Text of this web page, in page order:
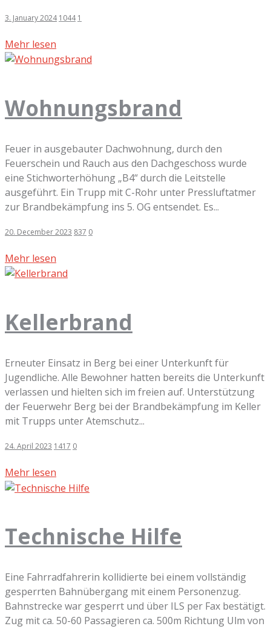
3. January 2024 1044 1
Mehr lesen
Wohnungsbrand
Feuer in ausgebauter Dachwohnung, durch den
Feuerschein und Rauch aus den Dachgeschoss wurde
eine Stichworterhöhung „B4“ durch die Leitstelle
ausgeführt. Ein Trupp mit C-Rohr unter Pressluftatmer
zur Brandbekämpfung ins 5. OG entsendet. Es...
20. December 2023 837 0
Mehr lesen
Kellerbrand
Erneuter Einsatz in Berg bei einer Unterkunft für
Jugendliche. Alle Bewohner hatten bereits die Unterkunft
verlassen und hielten sich im freien auf. Unterstützung
der Feuerwehr Berg bei der Brandbekämpfung im Keller
mit Trupps unter Atemschutz...
24. April 2023 1417 0
Mehr lesen
Technische Hilfe
Eine Fahrradfahrerin kollidierte bei einem vollständig
gesperrten Bahnübergang mit einem Personenzug.
Bahnstrecke war gesperrt und über ILS per Fax bestätigt.
Zug mit ca. 50-60 Passagieren ca. 500m Richtung Ulm von